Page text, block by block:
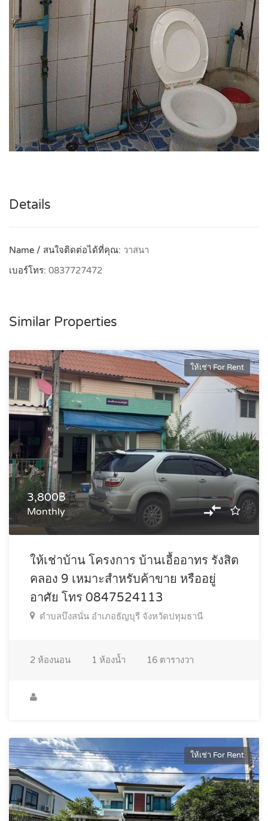
Details
Name / สนใจติดต่อได้ที่คุณ: วาสนา
เบอร์โทร: 0837727472
Similar Properties
ให้เช่า For Rent
3,800฿
Monthly
ให้เช่าบ้าน โครงการ บ้านเอื้ออาทร รังสิต
คลอง 9 เหมาะสำหรับค้าขาย หรืออยู่
อาศัย โทร 0847524113
ตำบลบึงสนั่น อำเภอธัญบุรี จังหวัดปทุมธานี
2 ห้องนอน 1 ห้องน้ำ 16 ตารางวา
ให้เช่า For Rent